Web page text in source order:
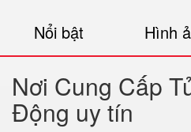
Nổi bật Hình
Nơi Cung Cấp
Động uy tín